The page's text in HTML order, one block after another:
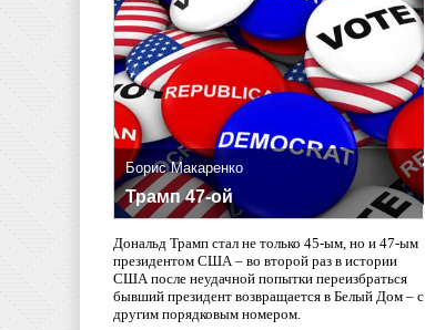
Борис Макаренко
Трамп 47-ой
Дональд Трамп стал не только 45-ым, но и 47-ым
президентом США – во второй раз в истории
США после неудачной попытки переизбраться
бывший президент возвращается в Белый Дом – с
другим порядковым номером.